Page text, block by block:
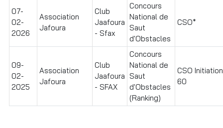
07-
02-
2026
Association
Jafoura
Club
Jaafoura
- Sfax
Concours
National de
Saut
d'Obstacles
CSO*
09-
02-
2025
Association
Jafoura
Club
Jaafoura
- SFAX
Concours
National de
Saut
d'Obstacles
(Ranking)
CSO Initiation
60